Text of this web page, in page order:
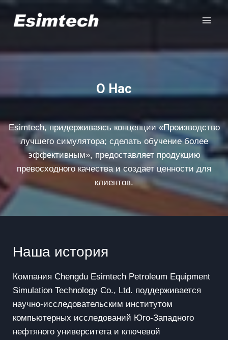
Перейти
О Нас
Esimtech, придерживаясь концепции «Производство
лучшего симулятора; сделать обучение более
эффективным», предоставляет продукцию
превосходного качества и создает ценности для
клиентов.
Наша история
Компания Chengdu Esimtech Petroleum Equipment
Simulation Technology Co., Ltd. поддерживается
научно-исследовательским институтом
компьютерных исследований Юго-Западного
нефтяного университета и ключевой